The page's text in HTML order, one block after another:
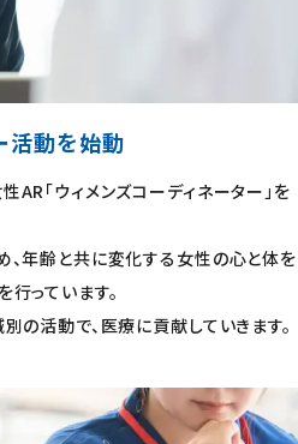
活動を始動
「ウィメンズコーディネーター」を
、年齢と共に変化する女性の心と体を
っています。
の活動で、医療に貢献していきます。